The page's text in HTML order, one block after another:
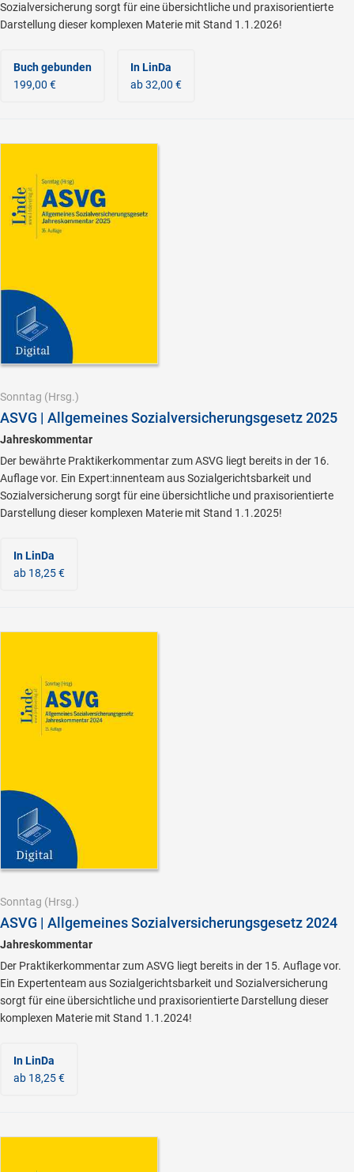
Sozialversicherung sorgt für eine übersichtliche und praxisorientierte
Darstellung dieser komplexen Materie mit Stand 1.1.2026!
Buch gebunden
199,00 €
In LinDa
ab 32,00 €
Sonntag (Hrsg.)
ASVG | Allgemeines Sozialversicherungsgesetz 2025
Jahreskommentar
Der bewährte Praktikerkommentar zum ASVG liegt bereits in der 16.
Auflage vor. Ein Expert:innenteam aus Sozialgerichtsbarkeit und
Sozialversicherung sorgt für eine übersichtliche und praxisorientierte
Darstellung dieser komplexen Materie mit Stand 1.1.2025!
In LinDa
ab 18,25 €
Sonntag (Hrsg.)
ASVG | Allgemeines Sozialversicherungsgesetz 2024
Jahreskommentar
Der Praktikerkommentar zum ASVG liegt bereits in der 15. Auflage vor.
Ein Expertenteam aus Sozialgerichtsbarkeit und Sozialversicherung
sorgt für eine übersichtliche und praxisorientierte Darstellung dieser
komplexen Materie mit Stand 1.1.2024!
In LinDa
ab 18,25 €